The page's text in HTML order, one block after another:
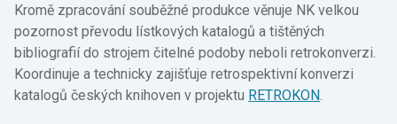
Kromě zpracování souběžné produkce věnuje NK velkou
pozornost převodu lístkových katalogů a tištěných
bibliografií do strojem čitelné podoby neboli retrokonverzi.
Koordinuje a technicky zajišťuje retrospektivní konverzi
katalogů českých knihoven v projektu RETROKON.